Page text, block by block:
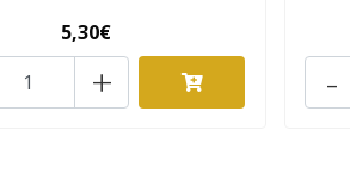
5,30€
+ -